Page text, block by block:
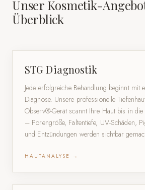
Unser Kosmetik-
Überblick
STG Diagnostik
Jede erfolgreiche Behandlung beginnt mit
Diagnose. Unsere professionelle
Observ®-Gerät scannt Ihre Haut bis in die
– Porengröße, Faltentiefe, UV-Schäden,
und Entzündungen werden sichtbar
HAUTANALYSE →